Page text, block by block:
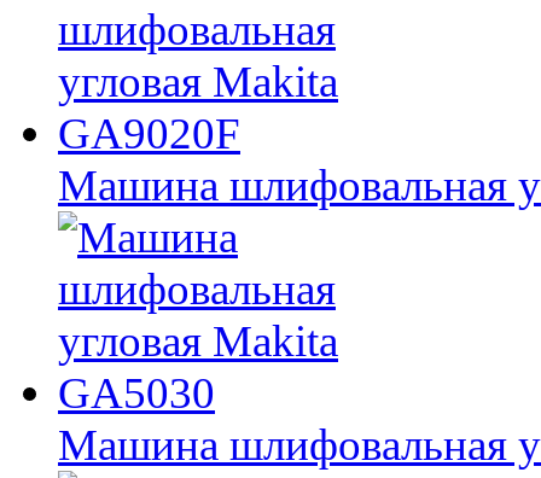
Машина шлифовальная
Машина шлифовальная